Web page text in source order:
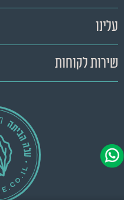
עלינו
שירות לקוחות